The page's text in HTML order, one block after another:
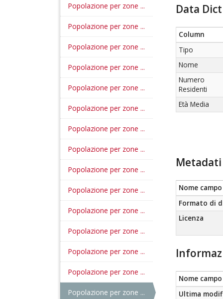
Popolazione per zone ...
Popolazione per zone ...
Popolazione per zone ...
Popolazione per zone ...
Popolazione per zone ...
Popolazione per zone ...
Popolazione per zone ...
Popolazione per zone ...
Popolazione per zone ...
Popolazione per zone ...
Popolazione per zone ...
Popolazione per zone ...
Popolazione per zone ...
Popolazione per zone ...
Popolazione per zone ...
Data
Column
Tipo
Nome
Numero
Residenti
Età Media
Nome campo
Formato di
Licenza
Nome campo
Ultima